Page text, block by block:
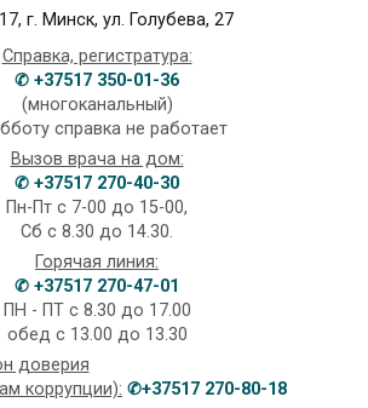
г. Минск, ул. Голубева, 27
Справка, регистратура:
✆ +37517 350-01-36
(многоканальный)
справка не работает
Вызов врача на дом:
✆ +37517 270-40-30
Пн-Пт с 7-00 до 15-00,
Сб с 8.30 до 14.30.
Горячая линия:
✆ +37517 270-47-01
ПН - ПТ с 8.30 до 17.00
обед с 13.00 до 13.30
доверия
коррупции): ✆+37517 270-80-18